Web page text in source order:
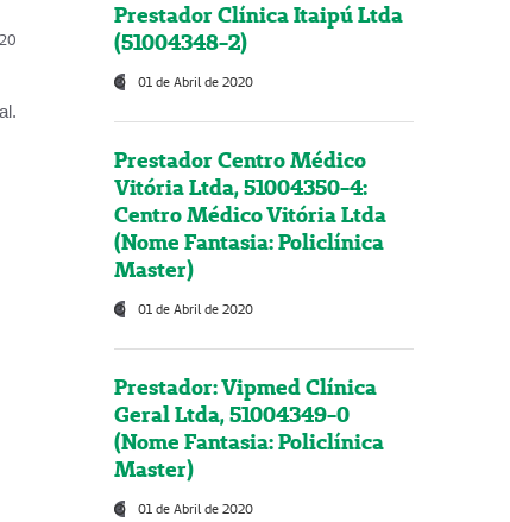
Prestador Clínica Itaipú Ltda
(51004348-2)
01 de Abril de 2020
Prestador Centro Médico
Vitória Ltda, 51004350-4:
Centro Médico Vitória Ltda
(Nome Fantasia: Policlínica
Master)
01 de Abril de 2020
Prestador: Vipmed Clínica
Geral Ltda, 51004349-0
(Nome Fantasia: Policlínica
Master)
01 de Abril de 2020